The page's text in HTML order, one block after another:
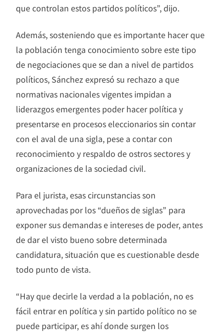
que controlan estos partidos políticos”, dijo.
Además, sosteniendo que es importante hacer que
la población tenga conocimiento sobre este tipo
de negociaciones que se dan a nivel de partidos
políticos, Sánchez expresó su rechazo a que
normativas nacionales vigentes impidan a
liderazgos emergentes poder hacer política y
presentarse en procesos eleccionarios sin contar
con el aval de una sigla, pese a contar con
reconocimiento y respaldo de ostros sectores y
organizaciones de la sociedad civil.
Para el jurista, esas circunstancias son
aprovechadas por los “dueños de siglas” para
exponer sus demandas e intereses de poder, antes
de dar el visto bueno sobre determinada
candidatura, situación que es cuestionable desde
todo punto de vista.
“Hay que decirle la verdad a la población, no es
fácil entrar en política y sin partido político no se
puede participar, es ahí donde surgen los